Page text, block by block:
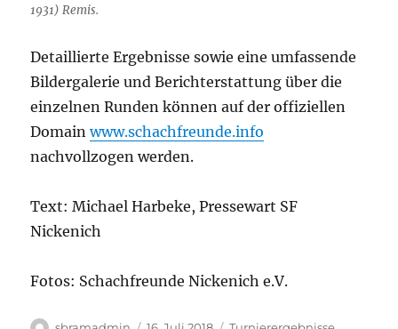
1931) Remis.
Detaillierte Ergebnisse sowie eine umfassende
Bildergalerie und Berichterstattung über die
einzelnen Runden können auf der offiziellen
Domainwww.schachfreunde.info
nachvollzogen werden.
Text: Michael Harbeke, Pressewart SF
Nickenich
Fotos: Schachfreunde Nickenich e.V.
Autor
Veröffentlicht Kategorien